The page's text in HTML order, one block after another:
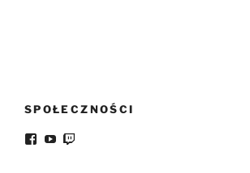
SPOŁECZNOŚCI
Facebook
YouTube